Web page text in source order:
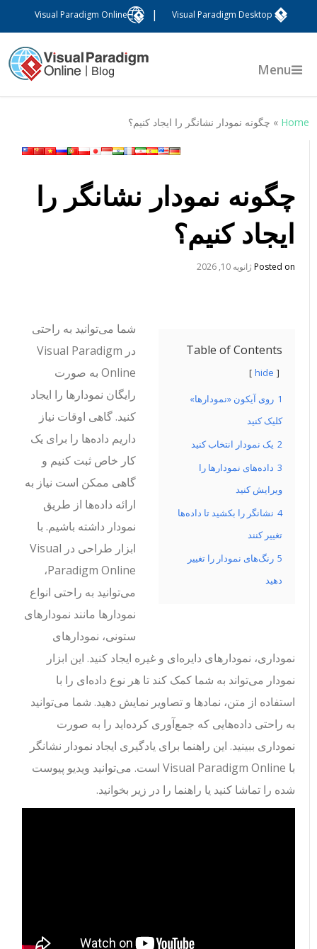
Visual Paradigm Desktop
Visual Paradigm Online
Menu
Home
» چگونه نمودار نشانگر را ایجاد کنیم؟
چگونه نمودار نشانگر را
ایجاد کنیم؟
Posted onژانویه 10, 2026
Table of Contents
hide
روی آیکون «نمودارها»
کلیک کنید
یک نمودار انتخاب کنید
داده‌های نمودارها را
ویرایش کنید
نشانگر را بکشید تا داده‌ها
تغییر کنند
رنگ‌های نمودار را تغییر
دهید
شما می‌توانید به راحتی
در Visual Paradigm
Online به صورت
رایگان نمودارها را ایجاد
کنید. گاهی اوقات نیاز
داریم داده‌ها را برای یک
کار خاص ثبت کنیم و
گاهی ممکن است نیاز به
ارائه داده‌ها از طریق
نمودار داشته باشیم. با
ابزار طراحی در Visual
Paradigm Online،
می‌توانید به راحتی انواع
نمودارها مانند نمودارهای
ستونی، نمودارهای
نموداری، نمودارهای دایره‌ای و غیره ایجاد کنید. این ابزار
نمودار می‌تواند به شما کمک کند تا هر نوع داده‌ای را با
استفاده از متن، نمادها و تصاویر نمایش دهید. شما می‌توانید
به راحتی داده‌هایی که جمع‌آوری کرده‌اید را به صورت
نموداری ببینید. این راهنما برای یادگیری ایجاد نمودار نشانگر
با Visual Paradigm Online است. می‌توانید ویدیو پیوست
شده را تماشا کنید یا راهنما را در زیر بخوانید.